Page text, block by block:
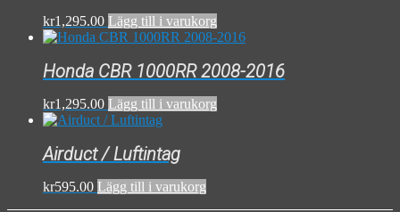
kr1,295.00 Lägg till i varukorg
Honda CBR 1000RR 2008-2016
kr1,295.00 Lägg till i varukorg
Airduct / Luftintag
kr595.00 Lägg till i varukorg